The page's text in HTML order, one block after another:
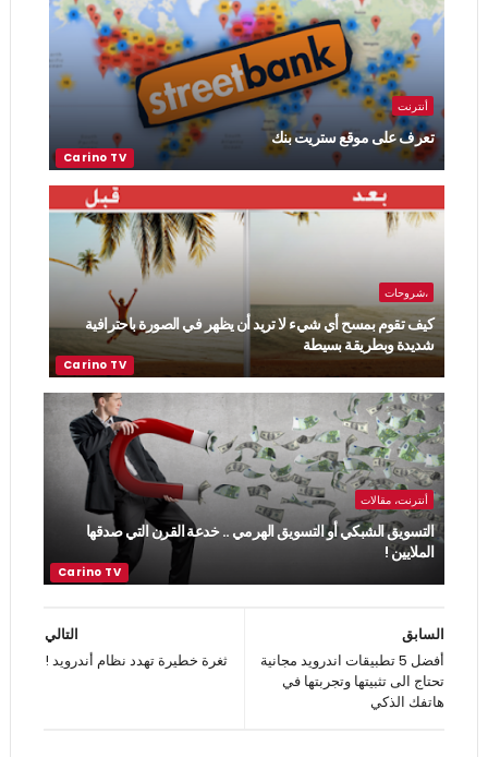
أنترنت
تعرف على موقع ستريت بنك
،شروحات
كيف تقوم بمسح أي شيء لا تريد أن يظهر في الصورة باحترافية
شديدة وبطريقة بسيطة
أنترنت، مقالات
التسويق الشبكي أو التسويق الهرمي .. خدعة القرن التي صدقها
الملايين !
التالي
ثغرة خطيرة تهدد نظام أندرويد !
السابق
أفضل 5 تطبيقات اندرويد مجانية
تحتاج الى تثبيتها وتجربتها في
هاتفك الذكي